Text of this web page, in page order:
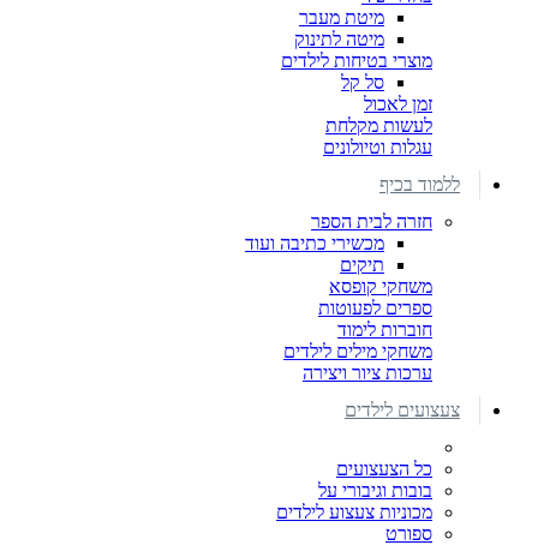
מיטת מעבר
מיטה לתינוק
מוצרי בטיחות לילדים
סל קל
זמן לאכול
לעשות מקלחת
עגלות וטיולונים
ללמוד בכיף
חזרה לבית הספר
מכשירי כתיבה ועוד
תיקים
משחקי קופסא
ספרים לפעוטות
חוברות לימוד
משחקי מילים לילדים
ערכות ציור ויצירה
צעצועים לילדים
כל הצעצועים
בובות וגיבורי על
מכוניות צעצוע לילדים
ספורט